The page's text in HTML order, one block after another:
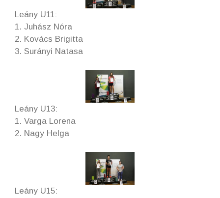
Leány U11:
1. Juhász Nóra
2. Kovács Brigitta
3. Surányi Natasa
Leány U13:
1. Varga Lorena
2. Nagy Helga
Leány U15: